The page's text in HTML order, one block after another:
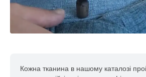
Кожна тканина в нашому каталозі